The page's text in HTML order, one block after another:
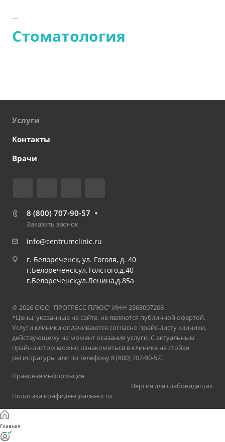
Стоматология
Услуги
Контакты
Врачи
8 (800) 707-90-57
Заказать звонок
info@centrumclinic.ru
г. Белореченск, ул. Гоголя, д. 40
г.Белореченск,ул.Толстого,д.40
г.Белореченск,ул.Ленина,д.85а
© 2026 ООО "ПРОГРЕСС ПЛЮС" ИНН 2368007208
*Цены, указанные на сайте, не являются публичной офертой.
Услуги клиники оплачиваются согласно прайс-листу клиники,
действующему на момент оказания услуги. С актуальным
прайс-листом можно ознакомиться в клинике на стойке
регистратуры или по телефону 8 (800) 707-90-57.
Правовая информация
Политика конфиденциальности
Версия для слабовидящих
Главная